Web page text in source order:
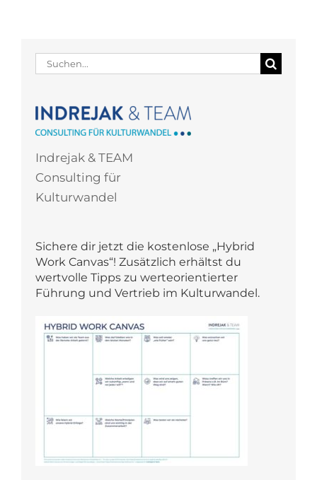
Suche
Indrejak & TEAM
Consulting für
Kulturwandel
Sichere dir jetzt die kostenlose „Hybrid
Work Canvas“! Zusätzlich erhältst du
wertvolle Tipps zu werteorientierter
Führung und Vertrieb im Kulturwandel.